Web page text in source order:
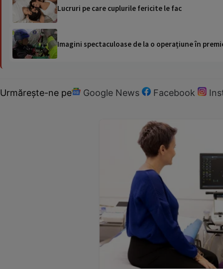
Lucruri pe care cuplurile fericite le fac
Imagini spectaculoase de la o operațiune în
Urmărește-ne pe Google News Facebook